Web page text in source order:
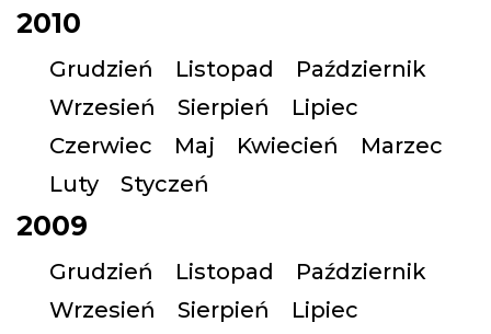
2010
Grudzień Listopad
Październik
Wrzesień
Sierpień
Lipiec
Czerwiec
Maj Kwiecień
Marzec
Luty
Styczeń
2009
Grudzień Listopad
Październik
Wrzesień
Sierpień
Lipiec